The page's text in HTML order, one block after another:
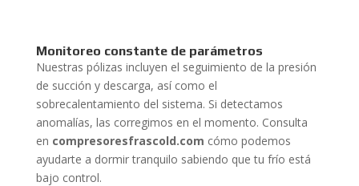
Monitoreo constante de parámetros
Nuestras pólizas incluyen el seguimiento de la presión
de succión y descarga, así como el
sobrecalentamiento del sistema. Si detectamos
anomalías, las corregimos en el momento. Consulta
en compresoresfrascold.com cómo podemos
ayudarte a dormir tranquilo sabiendo que tu frío está
bajo control.